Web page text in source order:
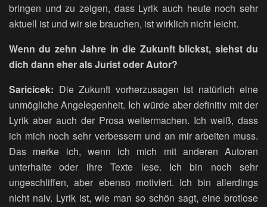
bringen und zu zeigen, dass Lyrik auch heute noch sehr
aktuell ist und wir sie brauchen, ist wirklich nicht leicht.
Wenn du zehn Jahre in die Zukunft blickst, siehst du
dich dann eher als Jurist oder Autor?
Saricicek: Die Zukunft vorherzusagen ist natürlich eine
unmögliche Angelegenheit. Ich würde aber definitiv mit der
Lyrik aber auch der Prosa weitermachen. Ich weiß, dass
ich mich noch sehr verbessern und an mir arbeiten muss.
Das merke ich, wenn ich mich mit anderen Autoren
unterhalte oder ihre Texte lese. Ich bin noch sehr
ungeschliffen, aber ebenso motiviert. Ich bin allerdings
nicht naiv. Lyrik ist, wie man so schön sagt, eine brotlose